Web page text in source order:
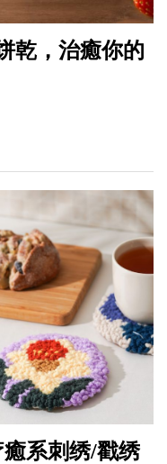
乾，治癒你的
系刺绣/戳绣